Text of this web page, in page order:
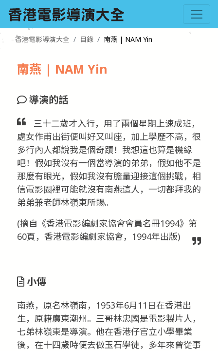
香港電影導演大全 目錄 南燕 | NAM Yin
南燕 | NAM Yin
導演的話
三十二歲才入行，用了兩個星期上速成班，
處女作甫出街便叫好又叫座，加上學歷不高，很
多行內人都說我是個奇蹟！我想這也算是機緣
吧！假如我沒有一個當導演的弟弟，假如他不是
那麼有眼光，假如我沒有膽量迎接這個挑戰，相
信電影圈裡可能就沒有南燕這人，一切都拜我的
弟弟兼老師林嶺東所賜。
(摘自《香港電影編劇家協會會員名冊1994》第
60頁，香港電影編劇家協會，1994年出版)
小傳
南燕，原名林嶺南，1953年6月11日在香港出
生，原籍廣東潮州。三哥林忠國是電影製片人，
七弟林嶺東是導演。他在香港仔官立小學畢業
後，在十四歲時便去做玉石學徒，多年來曾從事